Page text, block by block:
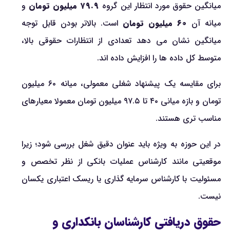
میانگین حقوق مورد انتظار این گروه ۷۹.۹ میلیون تومان
و
میانه آن ۶۰ میلیون تومان
است. بالاتر بودن قابل توجه
میانگین نشان می دهد تعدادی از انتظارات حقوقی بالا،
متوسط کل داده ها را افزایش داده اند.
برای مقایسه یک پیشنهاد شغلی معمولی، میانه ۶۰ میلیون
تومان و بازه میانی ۴۰ تا ۹۷.۵ میلیون تومان معمولا معیارهای
مناسب تری هستند.
در این حوزه به ویژه باید عنوان دقیق شغل بررسی شود؛ زیرا
موقعیتی مانند کارشناس عملیات بانکی از نظر تخصص و
مسئولیت با کارشناس سرمایه گذاری یا ریسک اعتباری یکسان
نیست.
حقوق دریافتی کارشناسان بانکداری و